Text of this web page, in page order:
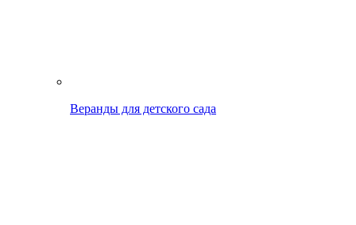
Веранды для детского сада